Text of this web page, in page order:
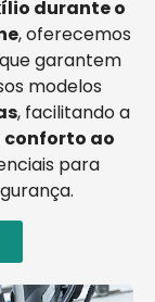
durante o
, oferecemos
garantem
modelos
, facilitando a
conforto ao
para